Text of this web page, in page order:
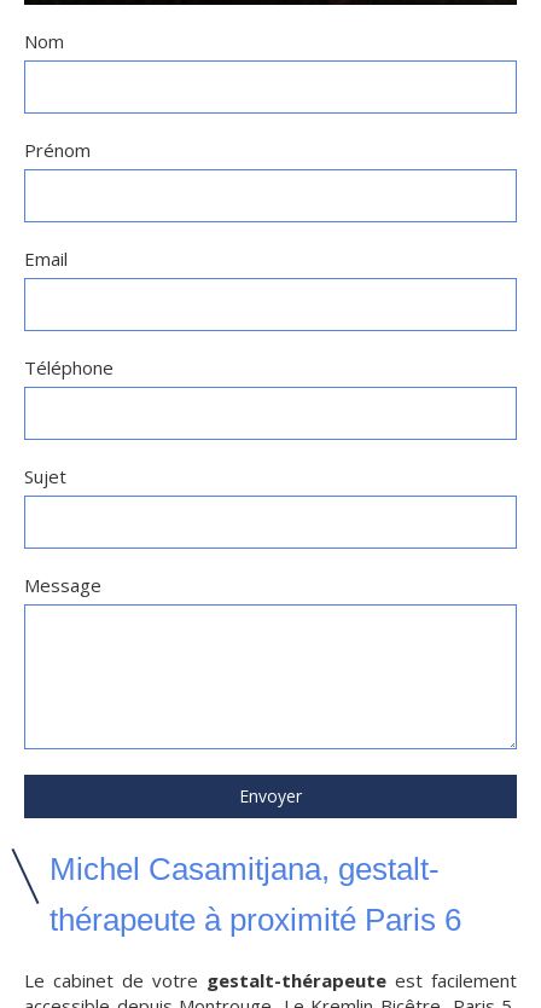
Nom
Prénom
Email
Téléphone
Sujet
Message
Envoyer
Michel Casamitjana, gestalt-
thérapeute à proximité Paris 6
Le cabinet de votre gestalt-thérapeute est facilement